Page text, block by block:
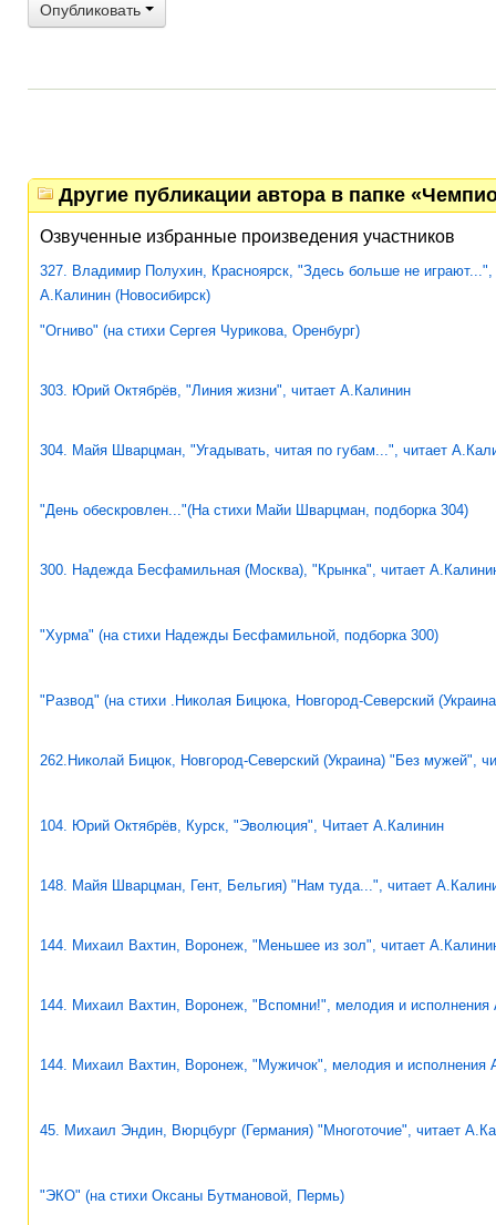
Опубликовать
Другие публикации автора в папке
Озвученные избранные произведения участников
327. Владимир Полухин, Красноярск, "Здесь больше не играют...",
А.Калинин (Новосибирск)
"Огниво" (на стихи Сергея Чурикова, Оренбург)
303. Юрий Октябрёв, "Линия жизни", читает А.Калинин
304. Майя Шварцман, "Угадывать, читая по губам...", читает
"День обескровлен..."(На стихи Майи Шварцман, подборка 304)
300. Надежда Бесфамильная (Москва), "Крынка", читает
"Хурма" (на стихи Надежды Бесфамильной, подборка 300)
"Развод" (на стихи .Николая Бицюка, Новгород-Северский
262.Николай Бицюк, Новгород-Северский (Украина) "Без мужей",
104. Юрий Октябрёв, Курск, "Эволюция", Читает А.Калинин
148. Майя Шварцман, Гент, Бельгия) "Нам туда...", читает
144. Михаил Вахтин, Воронеж, "Меньшее из зол", читает
144. Михаил Вахтин, Воронеж, "Вспомни!", мелодия и исполнения
144. Михаил Вахтин, Воронеж, "Мужичок", мелодия и исполнения
45. Михаил Эндин, Вюрцбург (Германия) "Многоточие", читает
"ЭКО" (на стихи Оксаны Бутмановой, Пермь)